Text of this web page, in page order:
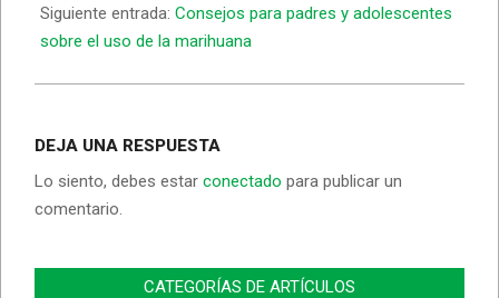
Siguiente entrada: Consejos para padres y adolescentes
sobre el uso de la marihuana
DEJA UNA RESPUESTA
Lo siento, debes estar conectado para publicar un
comentario.
CATEGORÍAS DE ARTÍCULOS